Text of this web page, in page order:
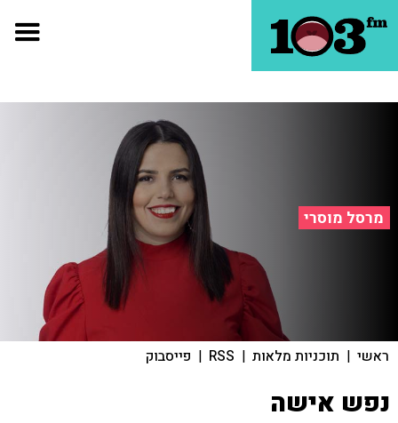
מרסל מוסרי
ראשי | תוכניות מלאות |
RSS
| פייסבוק
נפש אישה